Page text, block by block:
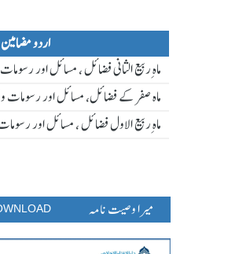
اردو مضامین
ماہ ِربیع الثانی فضائل ، مسائل اور
ماہ صفر کے فضائل، مسائل اور رسومات
ماہ ِربیع الاول فضائل ، مسائل اور
میرا وصیت نامہ